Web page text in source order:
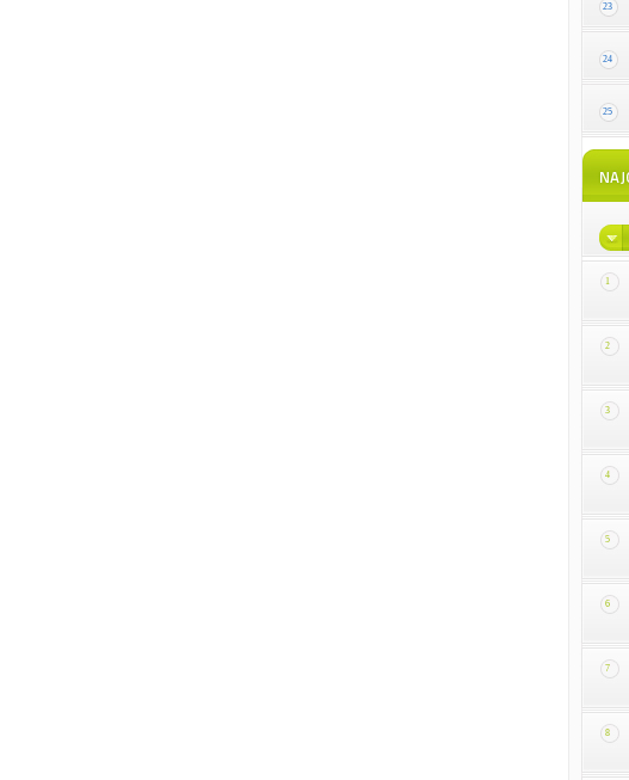
23
24
25
1
2
3
4
5
6
7
8